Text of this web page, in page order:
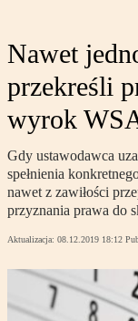
Nawet
przekreśli
wyrok
Gdy ustawodawca
spełnienia
nawet z zawiłości
przyznania prawa do
Aktualizacja: 08.12.2019 18:12